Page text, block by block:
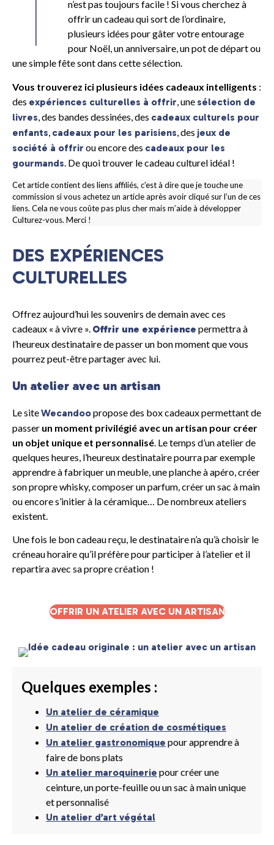
n’est pas toujours facile ! Si vous cherchez à
offrir un cadeau qui sort de l’ordinaire,
plusieurs idées pour gâter votre entourage
pour Noël, un anniversaire, un pot de départ ou
une simple fête sont dans cette sélection.
Vous trouverez ici plusieurs idées cadeaux intelligents :
des expériences culturelles à offrir , une sélection de
livres , des bandes dessinées, des cadeaux culturels pour
enfants cadeaux pour les parisiens , des jeux de
société à offrir ou encore des cadeaux pour les
gourmands . De quoi trouver le cadeau culturel idéal !
Cet article contient des liens affiliés, c’est à dire que je touche une
commission si vous achetez un article après avoir cliqué sur l’un de ces
liens. Cela ne vous coûte pas plus cher mais m’aide à développer
Culturez-vous. Merci !
DES EXPÉRIENCES
CULTURELLES
Offrez aujourd’hui les souvenirs de demain avec ces
cadeaux « à vivre ». Offrir une expérience permettra à
l’heureux destinataire de passer un bon moment que vous
pourrez peut-être partager avec lui.
Un atelier avec un artisan
Le siteWecandoopropose des box cadeaux permettant de
passer un moment privilégié avec un artisan pour créer
un objet unique et personnalisé. Le temps d’un atelier de
quelques heures, l’heureux destinataire pourra par exemple
apprendre à fabriquer un meuble, une planche à apéro, créer
son propre whisky, composer un parfum, créer un sac à main
ou encore s’initier à la céramique… De nombreux ateliers
existent.
Une fois le bon cadeau reçu, le destinataire n’a qu’à choisir le
créneau horaire qu’il préfère pour participer à l’atelier et il
repartira avec sa propre création !
OFFRIR UN ATELIER AVEC UN ARTISAN
Quelques exemples :
Un atelier de céramique
Un atelier de création de cosmétiques
Un atelier gastronomique pour apprendre à
faire de bons plats
Un atelier maroquinerie pour créer une
ceinture, un porte-feuille ou un sac à main unique
et personnalisé
Un atelier d’art végétal